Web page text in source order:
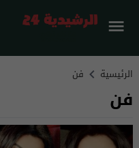
الرئيسية فن
فن